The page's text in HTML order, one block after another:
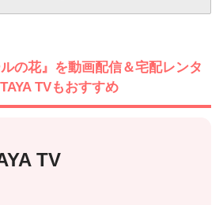
の花』を動画配信＆宅配レンタ
TVもおすすめ
TV